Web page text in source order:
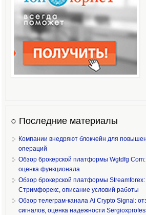
○ Последние материалы
Компании внедряют блокчейн для
операций
Обзор брокерской платформы Wgtdfg
оценка функционала
Обзор брокерской платформы
Стримфорекс, описание условий работы
Обзор телеграм-канала Ai Crypto Signal:
сигналов, оценка надежности